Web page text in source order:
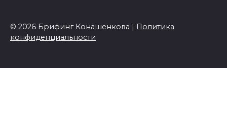
© 2026 Брифинг Конашенкова | Политика
конфиденциальности